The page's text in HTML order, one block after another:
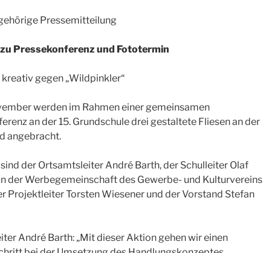
Pressemitteilung
Pressekonferenz und Fototermin
gegen „Wildpinkler“
werden im Rahmen einer gemeinsamen
an der 15. Grundschule drei gestaltete Fliesen an der
angebracht.
der Ortsamtsleiter André Barth, der Schulleiter Olaf
der Werbegemeinschaft des Gewerbe- und Kulturvereins
Projektleiter Torsten Wiesener und der Vorstand Stefan
André Barth: „Mit dieser Aktion gehen wir einen